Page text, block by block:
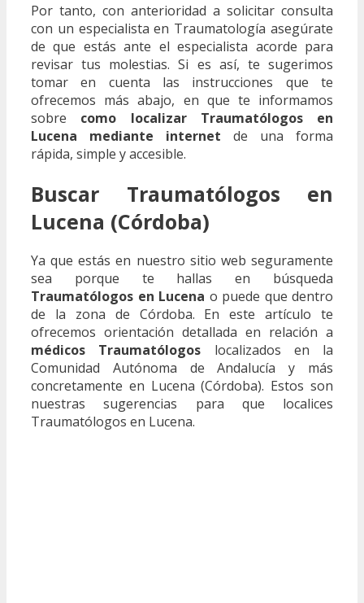
Por tanto, con anterioridad a solicitar consulta
con un especialista en Traumatología asegúrate
de que estás ante el especialista acorde para
revisar tus molestias. Si es así, te sugerimos
tomar en cuenta las instrucciones que te
ofrecemos más abajo, en que te informamos
sobre como localizar Traumatólogos en
Lucena mediante internet de una forma
rápida, simple y accesible.
Buscar Traumatólogos en
Lucena (Córdoba)
Ya que estás en nuestro sitio web seguramente
sea porque te hallas en búsqueda
Traumatólogos en Lucena o puede que dentro
de la zona de Córdoba. En este artículo te
ofrecemos orientación detallada en relación a
médicos Traumatólogos localizados en la
Comunidad Autónoma de Andalucía y más
concretamente en Lucena (Córdoba). Estos son
nuestras sugerencias para que localices
Traumatólogos en Lucena.